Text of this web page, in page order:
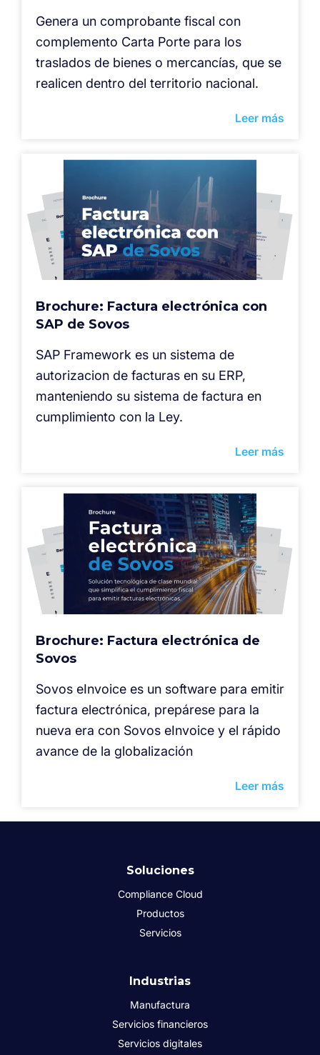
Genera un comprobante fiscal con
complemento Carta Porte para los
traslados de bienes o mercancías, que se
realicen dentro del territorio nacional.
Leer más
Brochure: Factura electrónica con
SAP de Sovos
SAP Framework es un sistema de
autorizacion de facturas en su ERP,
manteniendo su sistema de factura en
cumplimiento con la Ley.
Leer más
Brochure: Factura electrónica de
Sovos
Sovos eInvoice es un software para emitir
factura electrónica, prepárese para la
nueva era con Sovos eInvoice y el rápido
avance de la globalización
Leer más
Soluciones
Compliance Cloud
Productos
Servicios
Industrias
Manufactura
Servicios financieros
Servicios digitales